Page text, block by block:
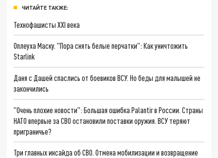
ЧИТАЙТЕ ТАКЖЕ:
Технофашисты XXI века
Оплеуха Маску. "Пора снять белые перчатки": Как уничтожить
Starlink
Даня с Дашей спаслись от боевиков ВСУ. Но беды для малышей не
закончились
"Очень плохие новости": Большая ошибка Palantir в России. Страны
НАТО впервые за СВО остановили поставки оружия. ВСУ теряют
приграничье?
Три главных инсайда об СВО. Отмена мобилизации и возвращение